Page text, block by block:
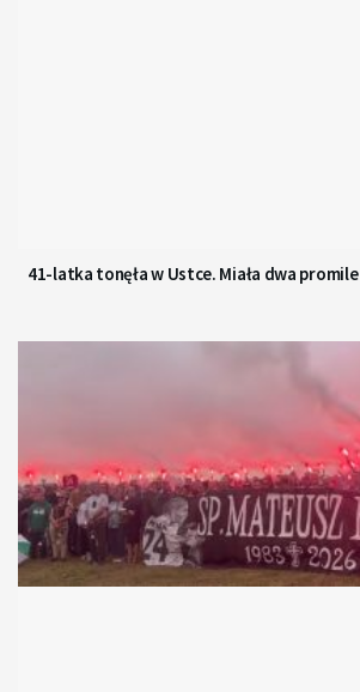
41-latka tonęła w Ustce. Miała dwa promile